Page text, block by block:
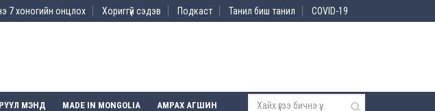
7 хоногийн онцлох Хориггүй сэдэв Подкаст Танил биш танил COVID-19
МЭНД MADE IN MONGOLIA АМРАХ АГШИН